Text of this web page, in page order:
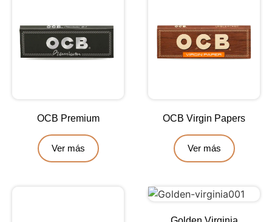
OCB Premium
Ver más
OCB Virgin Papers
Ver más